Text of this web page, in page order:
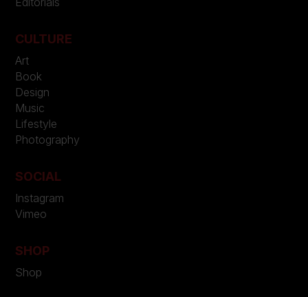
CULTURE
Art
Book
Design
Music
Lifestyle
Photography
SOCIAL
Instagram
Vimeo
SHOP
Shop